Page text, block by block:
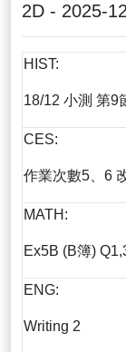
2D - 2025-
HIST:
18/12 小測 第9
CES:
作業次數5、6
MATH:
Ex5B (B簿)
ENG:
Writing 2